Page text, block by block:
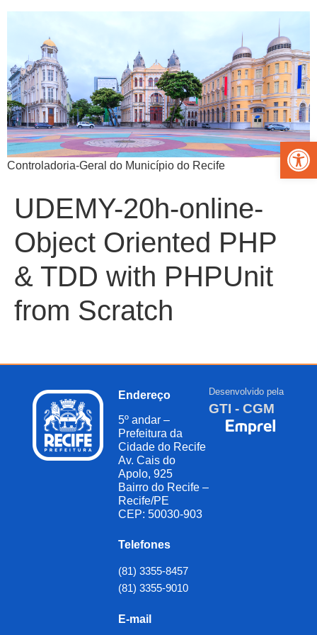
Abrir
Controladoria-Geral do Município do Recife
UDEMY-20h-online-
Object Oriented PHP
& TDD with PHPUnit
from Scratch
Endereço
5º andar –
Prefeitura da
Cidade do Recife
Av. Cais do
Apolo, 925
Bairro do Recife –
Recife/PE
CEP: 50030-903
Telefones
(81) 3355-8457
(81) 3355-9010
E-mail
Desenvolvido pela
GTI - CGM